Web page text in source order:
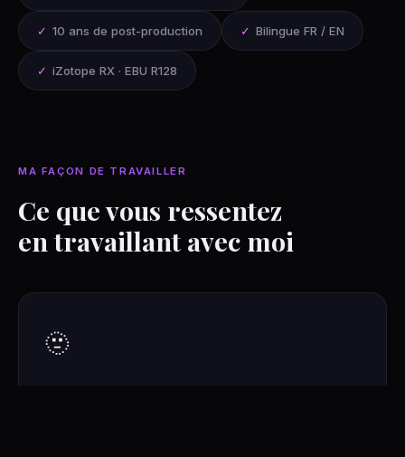
✓ 10 ans de post-production ✓ Bilingue FR / EN
✓ iZotope RX · EBU R128
MA FAÇON DE TRAVAILLER
Ce que vous ressentez
en travaillant avec moi
🫥